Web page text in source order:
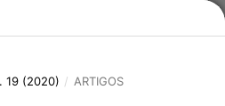
19 (2020) / ARTIGOS